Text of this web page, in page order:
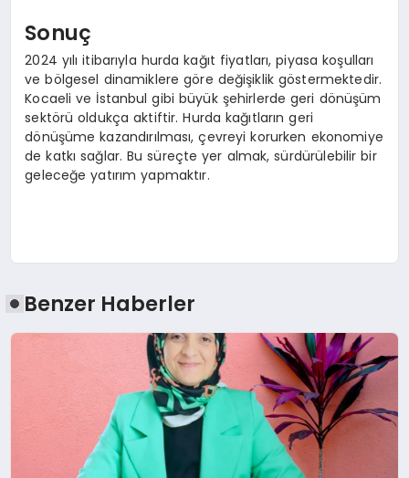
Sonuç
2024 yılı itibarıyla hurda kağıt fiyatları, piyasa koşulları
ve bölgesel dinamiklere göre değişiklik göstermektedir.
Kocaeli ve İstanbul gibi büyük şehirlerde geri dönüşüm
sektörü oldukça aktiftir. Hurda kağıtların geri
dönüşüme kazandırılması, çevreyi korurken ekonomiye
de katkı sağlar. Bu süreçte yer almak, sürdürülebilir bir
geleceğe yatırım yapmaktır.
Benzer Haberler